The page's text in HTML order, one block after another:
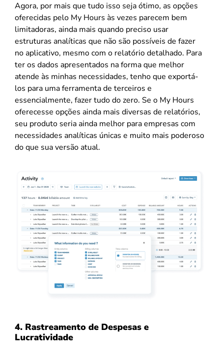
Agora, por mais que tudo isso seja ótimo, as opções
oferecidas pelo My Hours às vezes parecem bem
limitadoras, ainda mais quando preciso usar
estruturas analíticas que não são possíveis de fazer
no aplicativo, mesmo com o relatório detalhado. Para
ter os dados apresentados na forma que melhor
atende às minhas necessidades, tenho que exportá-
los para uma ferramenta de terceiros e
essencialmente, fazer tudo do zero. Se o My Hours
oferecesse opções ainda mais diversas de relatórios,
seu produto seria ainda melhor para empresas com
necessidades analíticas únicas e muito mais poderoso
do que sua versão atual.
4. Rastreamento de Despesas e
Lucratividade